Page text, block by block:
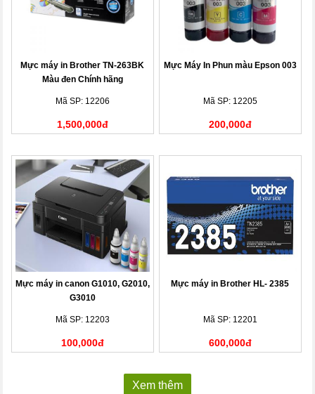
Mực máy in Brother TN-263BK
Màu đen Chính hãng
Mã SP: 12206
1,500,000đ
Mực Máy In Phun màu Epson 003
Mã SP: 12205
200,000đ
Mực máy in canon G1010, G2010,
G3010
Mã SP: 12203
100,000đ
Mực máy in Brother HL- 2385
Mã SP: 12201
600,000đ
Xem thêm